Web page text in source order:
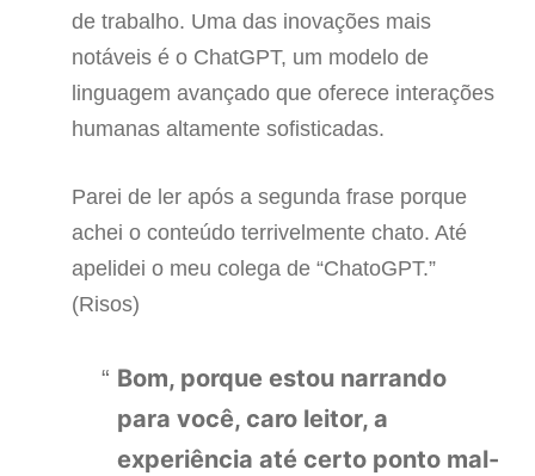
de trabalho. Uma das inovações mais
notáveis é o ChatGPT, um modelo de
linguagem avançado que oferece interações
humanas altamente sofisticadas.
Parei de ler após a segunda frase porque
achei o conteúdo terrivelmente chato. Até
apelidei o meu colega de “ChatoGPT.”
(Risos)
Bom, porque estou narrando
para você, caro leitor, a
experiência até certo ponto mal-